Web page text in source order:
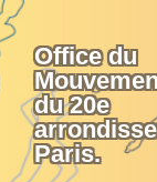
Office du
du 20e
Paris.